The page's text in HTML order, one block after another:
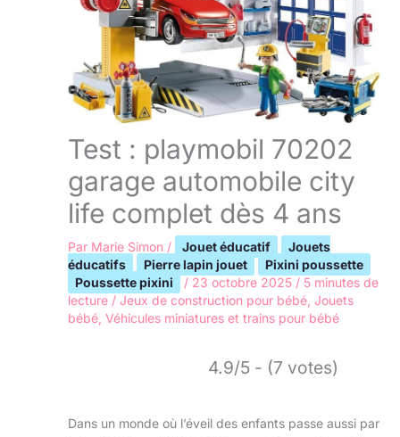
Test : playmobil 70202
garage automobile city
life complet dès 4 ans
Par Marie Simon / Jouet éducatif
Jouets
éducatifs
Pierre lapin jouet
Pixini poussette
Poussette pixini
/ 23 octobre 2025 / 5 minutes de
lecture / Jeux de construction pour bébé Jouets
bébé Véhicules miniatures et trains pour bébé
4.9/5 - (7 votes)
Dans un monde où l’éveil des enfants passe aussi par